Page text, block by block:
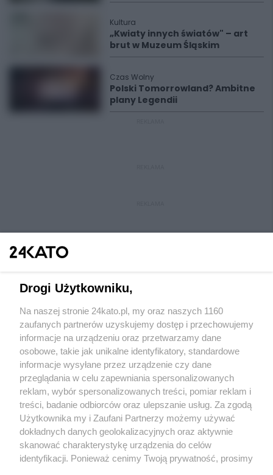
Kultura
„Kwiaty innych światów" – art
brut w Muzeum Śląskim
Czas Wolny
Polski Tomorrowland? Ambitne
plany Legendii
Wydawca mediów lokalnych
Nie zapomnij
zapoznać się z:
polityką prywatności regulamin korzystania z portali
Twojemiasto
Piekary Śląskie
Chorzów
Tarnowskie Góry
Skontakuj sięz nami
Kontakt
Wydawca
Redakcja
Drogi Użytkowniku,
Na naszej stronie 24kato.pl, my oraz naszych 1160
zaufanych partnerów uzyskujemy dostęp i przechowujemy
informacje na urządzeniu oraz przetwarzamy dane
osobowe, takie jak unikalne identyfikatory, standardowe
informacje wysyłane przez urządzenie czy dane
przeglądania w celu zapewniania spersonalizowanych
reklam, wybór spersonalizowanych treści, pomiar reklam i
treści, badanie odbiorców oraz ulepszanie usług. Za zgodą
Użytkownika my i Zaufani Partnerzy możemy używać
dokładnych danych geolokalizacyjnych oraz aktywnie
skanować charakterystykę urządzenia do celów
identyfikacji. Ponieważ cenimy Twoją prywatność, prosimy